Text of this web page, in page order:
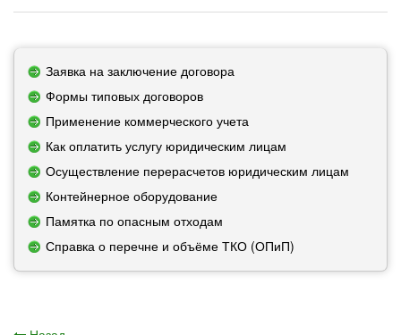
Заявка на заключение договора
Формы типовых договоров
Применение коммерческого учета
Как оплатить услугу юридическим лицам
Осуществление перерасчетов юридическим лицам
Контейнерное оборудование
Памятка по опасным отходам
Справка о перечне и объёме ТКО (ОПиП)